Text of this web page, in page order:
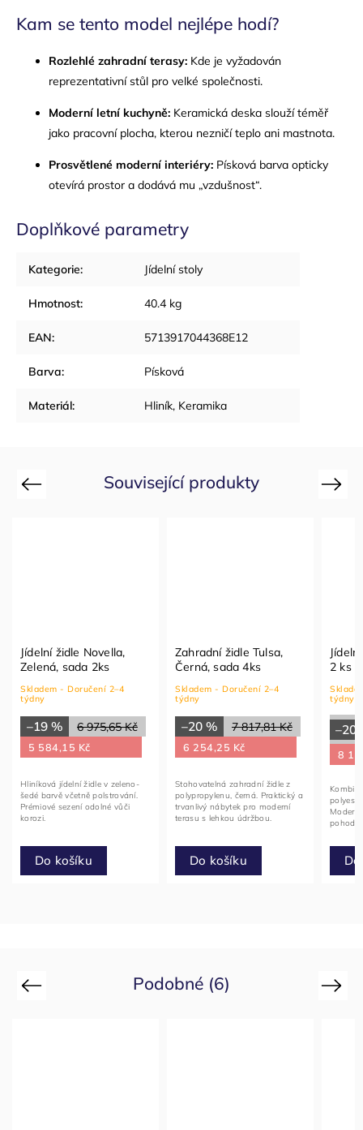
Kam se tento model nejlépe hodí?
Rozlehlé zahradní terasy: Kde je vyžadován
reprezentativní stůl pro velké společnosti.
Moderní letní kuchyně: Keramická deska slouží téměř
jako pracovní plocha, kterou nezničí teplo ani mastnota.
Prosvětlené moderní interiéry: Písková barva opticky
otevírá prostor a dodává mu „vzdušnost“.
Doplňkové parametry
Kategorie: Jídelní stoly
Hmotnost: 40.4 kg
EAN: 5713917044368E12
Barva: Písková
Materiál: Hliník, Keramika
Související produkty
Previous
Jídelní židle Novella,
Zelená, sada 2ks
Skladem - Doručení 2–4
týdny
6 975,65 Kč
–19 %
5 584,15 Kč
Do košíku
Hliníková jídelní židle v zeleno-
šedé barvě včetně polstrování.
Prémiové sezení odolné vůči
korozi.
Zahradní židle Tulsa,
Černá, sada 4ks
Skladem - Doručení 2–4
týdny
7 817,81 Kč
–20 %
6 254,25 Kč
Do košíku
Stohovatelná zahradní židle z
polypropylenu, černá. Praktický a
trvanlivý nábytek pro moderní
terasu s lehkou údržbou.
2 ks
týdny
–20
8
pohodlí
Next
Podobné (6)
Previous Next